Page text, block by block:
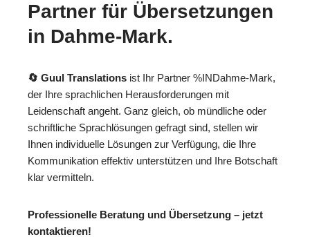
Partner für Übersetzungen
in Dahme-Mark.
🔄 Guul Translations ist Ihr Partner %INDahme-Mark,
der Ihre sprachlichen Herausforderungen mit
Leidenschaft angeht. Ganz gleich, ob mündliche oder
schriftliche Sprachlösungen gefragt sind, stellen wir
Ihnen individuelle Lösungen zur Verfügung, die Ihre
Kommunikation effektiv unterstützen und Ihre Botschaft
klar vermitteln.
Professionelle Beratung und Übersetzung – jetzt
kontaktieren!